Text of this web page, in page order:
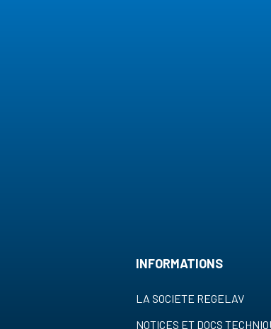
INFORMATIONS
LA SOCIETE REGELAV
NOTICES ET DOCS